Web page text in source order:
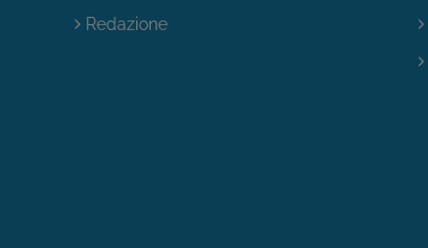
Redazione